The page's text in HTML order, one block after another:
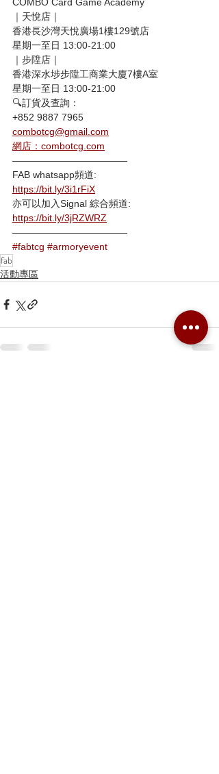
｜天悅店｜
香港長沙灣天悅廣場1樓129號店
星期一至日 13:00-21:00
｜步陞店｜
香港深水埗步陞工商業大廈7樓A室
星期一至日 13:00-21:00
🔍訂貨及查詢：
+852 9887 7965
combotcg@gmail.com
網店：combotcg.com
————————————
FAB whatsapp頻道:
https://bit.ly/3i1rFiX
亦可以加入Signal 綜合頻道:
https://bit.ly/3jRZWRZ
————————————
#fabtcg #armoryevent
fab
活動專區